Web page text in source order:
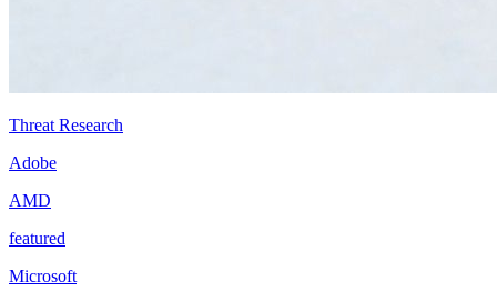
Threat Research
Adobe
AMD
featured
Microsoft